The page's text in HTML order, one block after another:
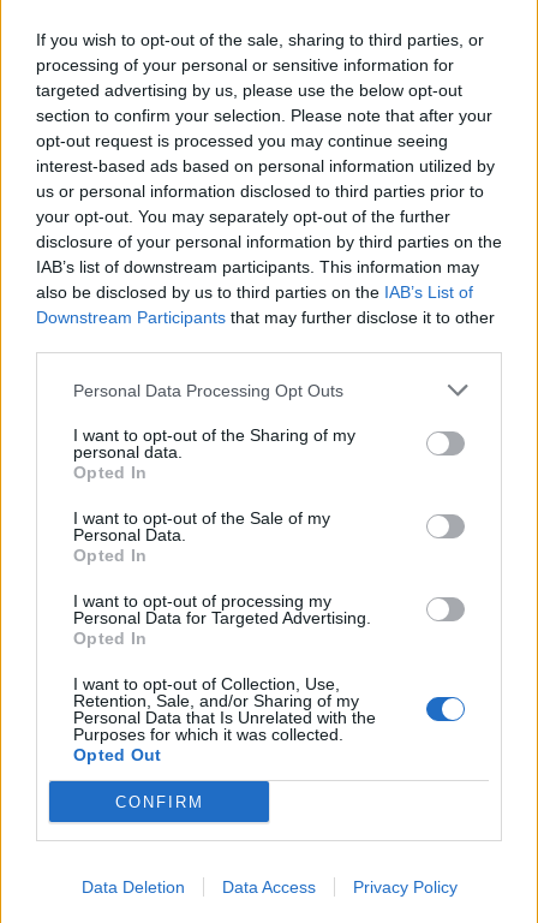
If you wish to opt-out of the sale, sharing to third parties, or
processing of your personal or sensitive information for
targeted advertising by us, please use the below opt-out
section to confirm your selection. Please note that after your
opt-out request is processed you may continue seeing
interest-based ads based on personal information utilized by
us or personal information disclosed to third parties prior to
your opt-out. You may separately opt-out of the further
disclosure of your personal information by third parties on the
IAB’s list of downstream participants. This information may
also be disclosed by us to third parties on the IAB’s List of
Downstream Participants that may further disclose it to other
Personal Data Processing Opt Outs
I want to opt-out of the Sharing of my
personal data.
Opted In
I want to opt-out of the Sale of my
Personal Data.
Opted In
I want to opt-out of processing my
Personal Data for Targeted Advertising.
Opted In
I want to opt-out of Collection, Use,
Retention, Sale, and/or Sharing of my
Personal Data that Is Unrelated with the
Purposes for which it was collected.
Opted Out
CONFIRM
Data Deletion Data Access Privacy Policy
Sutinku sutaisyklėmis
This site is protected by
reCAPTCHA and the Google
Privacy Policy and Terms of
Service apply.
TAIP PAT SKAITYKITE